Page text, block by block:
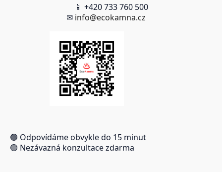
📱 +420 733 760 500
✉ info@ecokamna.cz
🟢 Odpovídáme obvykle do 15 minut
🟢 Nezávazná konzultace zdarma